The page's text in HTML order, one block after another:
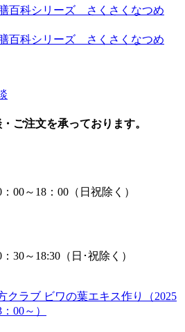
ご注文を承っております。
00～18：00（日祝除く）
30～18:30（日･祝除く）
クラブ ビワの葉エキス作り（2025
00～）